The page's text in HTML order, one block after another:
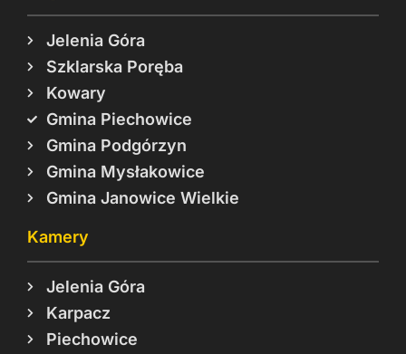
Jelenia Góra
Szklarska Poręba
Kowary
Gmina Piechowice
Gmina Podgórzyn
Gmina Mysłakowice
Gmina Janowice Wielkie
Kamery
Jelenia Góra
Karpacz
Piechowice